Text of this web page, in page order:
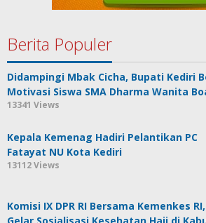
Berita Populer
Didampingi Mbak Cicha, Bupati Kediri
Motivasi Siswa SMA Dharma Wanita
13341 Views
Kepala Kemenag Hadiri Pelantikan PC
Fatayat NU Kota Kediri
13112 Views
Komisi IX DPR RI Bersama Kemenkes RI,
Gelar Sosialisasi Kesehatan Haji di